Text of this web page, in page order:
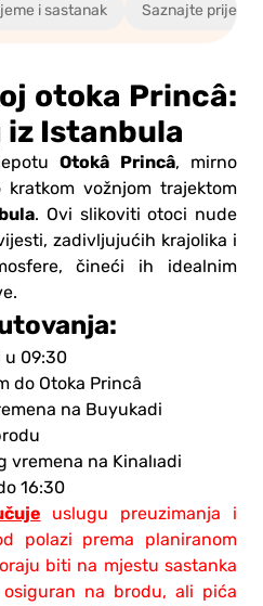
i sastanak Saznajte prije
otoka Princâ:
Istanbula
Otokâ Princâ, mirno
vožnjom trajektom
. Ovi slikoviti otoci nude
zadivljujućih krajolika i
čineći ih idealnim
u 09:30
do Otoka Princâ
na Buyukadi
na Kinalıadi
16:30
uslugu preuzimanja i
polazi prema planiranom
biti na mjestu sastanka
osiguran na brodu, ali pića